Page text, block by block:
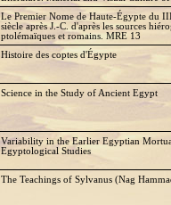
Le Premier Nome de Haute-Égypte du
siècle après J.-C. d'après les sources
ptolémaïques et romains. MRE 13
Histoire des coptes d'Égypte
Science in the Study of Ancient Egypt
Variability in the Earlier Egyptian
Egyptological Studies
The Teachings of Sylvanus (Nag